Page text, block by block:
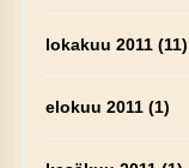
lokakuu 2011(11)
elokuu 2011(1)